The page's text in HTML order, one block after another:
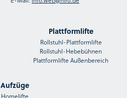
Plattformlifte
Rollstuhl-Plattformlifte
Rollstuhl-Hebebühnen
Plattformlifte Außenbereich
Aufzüge
Homelifte